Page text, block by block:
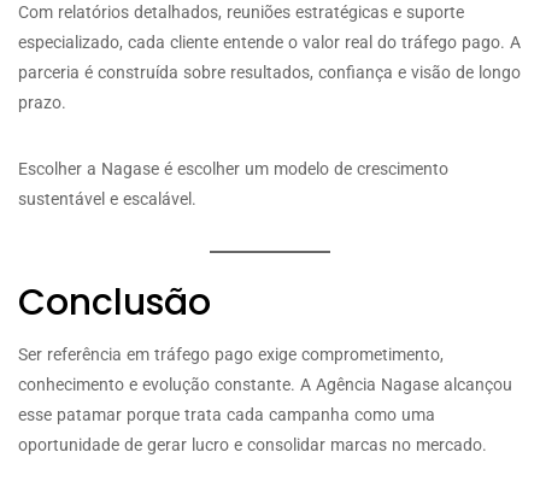
Com relatórios detalhados, reuniões estratégicas e suporte
especializado, cada cliente entende o valor real do tráfego pago. A
parceria é construída sobre resultados, confiança e visão de longo
prazo.
Escolher a Nagase é escolher um modelo de crescimento
sustentável e escalável.
Conclusão
Ser referência em tráfego pago exige comprometimento,
conhecimento e evolução constante. A Agência Nagase alcançou
esse patamar porque trata cada campanha como uma
oportunidade de gerar lucro e consolidar marcas no mercado.